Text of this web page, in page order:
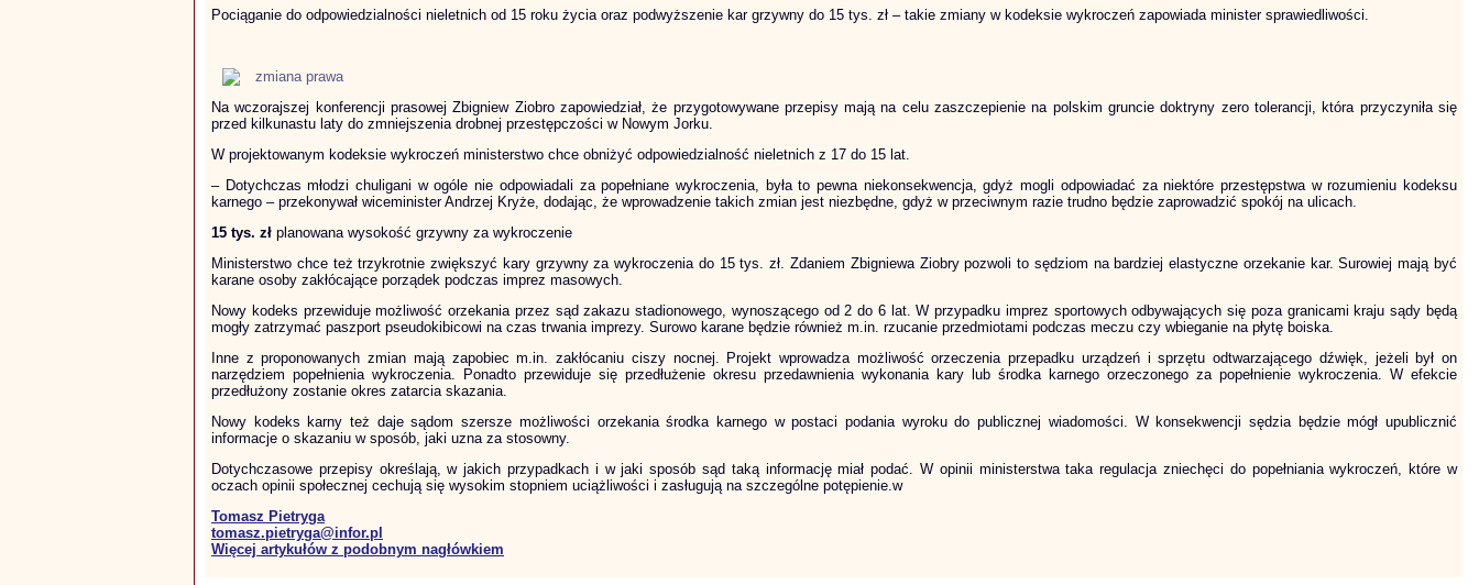
Pociąganie do odpowiedzialności nieletnich od 15 roku życia oraz podwyższenie kar grzywny do 15 tys. zł – takie zmiany w kodeksie wykroczeń zapowiada minister sprawiedliwości.
zmiana prawa
Na wczorajszej konferencji prasowej Zbigniew Ziobro zapowiedział, że przygotowywane przepisy mają na celu zaszczepienie na polskim gruncie doktryny zero tolerancji, która przyczyniła się
przed kilkunastu laty do zmniejszenia drobnej przestępczości w Nowym Jorku.
W projektowanym kodeksie wykroczeń ministerstwo chce obniżyć odpowiedzialność nieletnich z 17 do 15 lat.
– Dotychczas młodzi chuligani w ogóle nie odpowiadali za popełniane wykroczenia, była to pewna niekonsekwencja, gdyż mogli odpowiadać za niektóre przestępstwa w rozumieniu kodeksu
karnego – przekonywał wiceminister Andrzej Kryże, dodając, że wprowadzenie takich zmian jest niezbędne, gdyż w przeciwnym razie trudno będzie zaprowadzić spokój na ulicach.
15 tys. zł planowana wysokość grzywny za wykroczenie
Ministerstwo chce też trzykrotnie zwiększyć kary grzywny za wykroczenia do 15 tys. zł. Zdaniem Zbigniewa Ziobry pozwoli to sędziom na bardziej elastyczne orzekanie kar. Surowiej mają być
karane osoby zakłócające porządek podczas imprez masowych.
Nowy kodeks przewiduje możliwość orzekania przez sąd zakazu stadionowego, wynoszącego od 2 do 6 lat. W przypadku imprez sportowych odbywających się poza granicami kraju sądy będą
mogły zatrzymać paszport pseudokibicowi na czas trwania imprezy. Surowo karane będzie również m.in. rzucanie przedmiotami podczas meczu czy wbieganie na płytę boiska.
Inne z proponowanych zmian mają zapobiec m.in. zakłócaniu ciszy nocnej. Projekt wprowadza możliwość orzeczenia przepadku urządzeń i sprzętu odtwarzającego dźwięk, jeżeli był on
narzędziem popełnienia wykroczenia. Ponadto przewiduje się przedłużenie okresu przedawnienia wykonania kary lub środka karnego orzeczonego za popełnienie wykroczenia. W efekcie
przedłużony zostanie okres zatarcia skazania.
Nowy kodeks karny też daje sądom szersze możliwości orzekania środka karnego w postaci podania wyroku do publicznej wiadomości. W konsekwencji sędzia będzie mógł upublicznić
informacje o skazaniu w sposób, jaki uzna za stosowny.
Dotychczasowe przepisy określają, w jakich przypadkach i w jaki sposób sąd taką informację miał podać. W opinii ministerstwa taka regulacja zniechęci do popełniania wykroczeń, które w
oczach opinii społecznej cechują się wysokim stopniem uciążliwości i zasługują na szczególne potępienie.w
Tomasz Pietryga
tomasz.pietryga@infor.pl
Więcej artykułów z podobnym nagłówkiem